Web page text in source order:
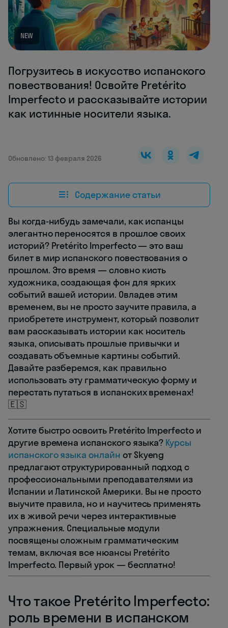
NEW
Погрузитесь в искусство испанского
повествования! Освойте Pretérito
Imperfecto и рассказывайте истории
как истинные носители языка.
Обновлено: 13 февраля 2026
Содержание статьи
Вы когда-нибудь замечали, как испанцы
элегантно переносятся в прошлое своих
историй? Pretérito Imperfecto — это ваш
билет в мир испанского повествования о
прошлом. Это время — словно кисть
художника, создающая фон для ярких
событий вашей истории. Овладев этим
временем, вы не просто заучите правила, а
приобретете инструмент, который позволит
вам рассказывать истории как носитель
языка, описывать прошлые привычки и
создавать объемные картины событий.
Давайте разберемся, как правильно
использовать эту грамматическую форму и
перестать путаться в испанских временах!
🇪🇸
Хотите быстро освоить Pretérito Imperfecto и
другие времена испанского языка? Курсы
испанского языка онлайн от Skyeng
предлагают структурированный подход с
профессиональными преподавателями из
Испании и Латинской Америки. Вы не просто
выучите правила, но и научитесь применять
их в живой речи через интерактивные
упражнения. Специальные модули
посвящены сложным грамматическим
темам, включая все нюансы Pretérito
Imperfecto. Первый урок — бесплатно!
Что такое Pretérito Imperfecto:
роль времени в испанском